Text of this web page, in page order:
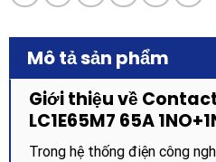
Mô tả sản phẩm
Giới thiệu về
LC1E65M7 65A
Trong hệ thống điện công